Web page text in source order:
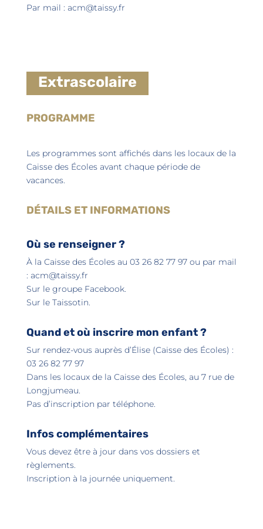
Par mail : acm@taissy.fr
Extrascolaire
PROGRAMME
Les programmes sont affichés dans les locaux de la
Caisse des Écoles avant chaque période de
vacances.
DÉTAILS ET INFORMATIONS
Où se renseigner ?
À la Caisse des Écoles au 03 26 82 77 97 ou par mail
: acm@taissy.fr
Sur le groupe Facebook.
Sur le Taissotin.
Quand et où inscrire mon enfant ?
Sur rendez-vous auprès d’Élise (Caisse des Écoles) :
03 26 82 77 97
Dans les locaux de la Caisse des Écoles, au 7 rue de
Longjumeau.
Pas d’inscription par téléphone.
Infos complémentaires
Vous devez être à jour dans vos dossiers et
règlements.
Inscription à la journée uniquement.